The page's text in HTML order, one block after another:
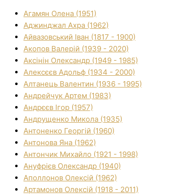
Агамян Олена (1951)
Аджинджал Ахра (1962)
Айвазовський Іван (1817 - 1900)
Акопов Валерій (1939 - 2020)
Аксінін Олександр (1949 - 1985)
Алексєєв Адольф (1934 - 2000)
Алтанець Валентин (1936 - 1995)
Андрейчук Артем (1983)
Андрєєв Ігор (1957)
Андрущенко Микола (1935)
Антоненко Георгій (1960)
Антонова Яна (1962)
Антончик Михайло (1921 - 1998)
Ануфрієв Олександр (1940)
Аполлонов Олексій (1962)
Артамонов Олексій (1918 - 2011)